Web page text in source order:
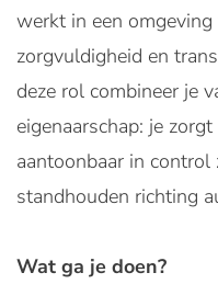
werkt in een
zorgvuldigheid en
deze rol combineer je
eigenaarschap: je
aantoonbaar in control
standhouden richting
Wat ga je doen?